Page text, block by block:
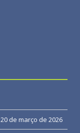
20 de março de 2026